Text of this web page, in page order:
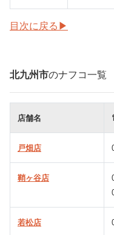
目次に戻る▶
北九州市のナフコ一覧
店舗名
戸畑店
鞘ヶ谷店
若松店